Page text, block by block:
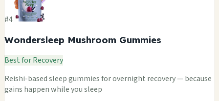
#4
Wondersleep Mushroom Gummies
Best for Recovery
Reishi-based sleep gummies for overnight recovery — because
gains happen while you sleep